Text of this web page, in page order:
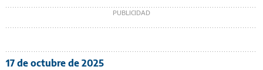
17 de octubre de 2025